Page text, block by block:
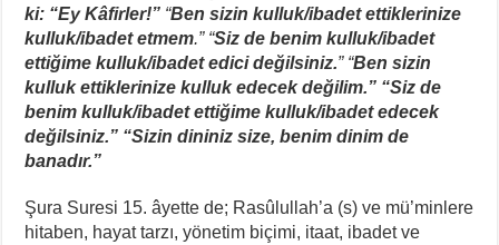
ki: “Ey Kâfirler!” “Ben sizin kulluk/ibadet ettiklerinize
kulluk/ibadet etmem.” “Siz de benim kulluk/ibadet
ettiğime kulluk/ibadet edici değilsiniz.” “Ben sizin
kulluk ettiklerinize kulluk edecek değilim.” “Siz de
benim kulluk/ibadet ettiğime kulluk/ibadet edecek
değilsiniz.” “Sizin dininiz size, benim dinim de
banadır.”
Şura Suresi 15. âyette de; Rasûlullah’a (s) ve mü’minlere
hitaben, hayat tarzı, yönetim biçimi, itaat, ibadet ve